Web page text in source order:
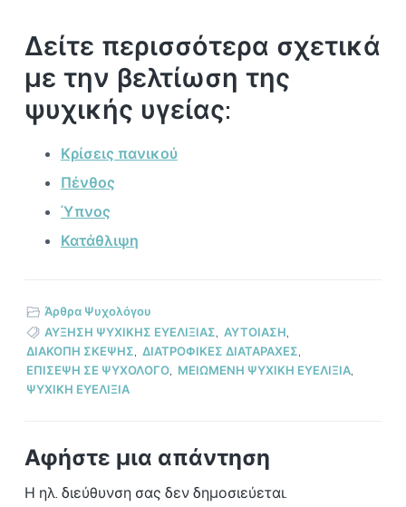
Δείτε περισσότερα σχετικά
με την βελτίωση της
ψυχικής υγείας:
Κρίσεις πανικού
Πένθος
Ύπνος
Κατάθλιψη
Άρθρα Ψυχολόγου
ΑΥΞΗΣΗ ΨΥΧΙΚΗΣ ΕΥΕΛΙΞΙΑΣ, ΑΥΤΟΙΑΣΗ,
ΔΙΑΚΟΠΗ ΣΚΕΨΗΣ, ΔΙΑΤΡΟΦΙΚΕΣ ΔΙΑΤΑΡΑΧΕΣ,
ΕΠΙΣΕΨΗ ΣΕ ΨΥΧΟΛΟΓΟ, ΜΕΙΩΜΕΝΗ ΨΥΧΙΚΗ ΕΥΕΛΙΞΙΑ,
ΨΥΧΙΚΗ ΕΥΕΛΙΞΙΑ
Αφήστε μια απάντηση
Η ηλ. διεύθυνση σας δεν δημοσιεύεται.